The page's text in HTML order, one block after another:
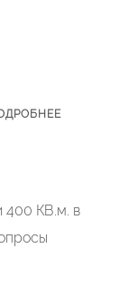
400 КВ.м. в